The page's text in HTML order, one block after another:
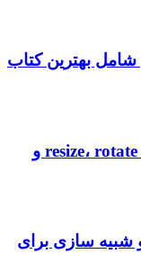
بهترین کتاب
پروژه پردازش تصویر در متلب – resize، rotate و
شبیه سازی برای